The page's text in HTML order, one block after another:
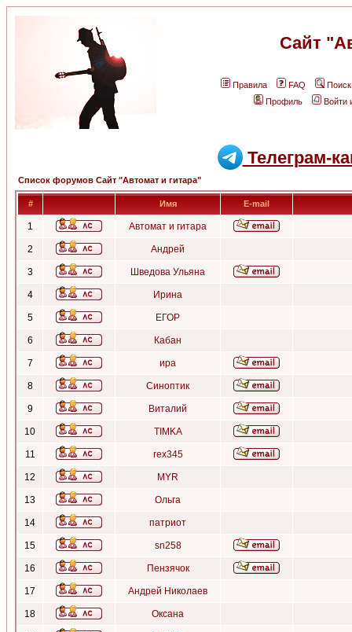
Сайт
Правила FAQ
Поиск
Профиль
Войти
Телеграм-
Список форумов Сайт "Автомат и гитара"
# Имя E-mail
1 Автомат и гитара
2 Андрей
3 Шведова Ульяна
4 Ирина
5 ЕГОР
6 Кабан
7 ира
8 Синоптик
9 Виталий
10 TIMKA
11 rex345
12 MYR
13 Ольга
14 патриот
15 sn258
16 Пензячок
17 Андрей Николаев
18 Оксана